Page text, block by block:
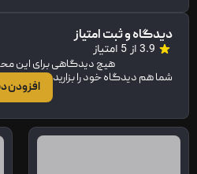
دیدگاه و ثبت امتیاز
3.9 از 5 امتیاز
هیچ دیدگاهی برای این
شما هم دیدگاه خود را بزارید
افزودن